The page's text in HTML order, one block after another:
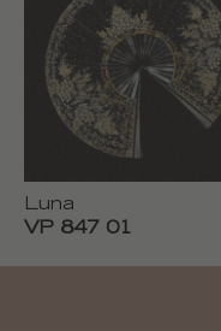
Luna
VP 847 01